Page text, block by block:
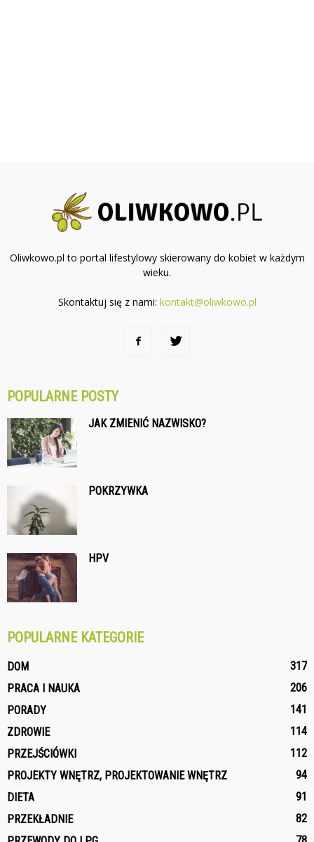
Oliwkowo.pl to portal lifestylowy skierowany do kobiet w każdym
wieku.
Skontaktuj się z nami: kontakt@oliwkowo.pl
POPULARNE POSTY
JAK ZMIENIĆ NAZWISKO?
POKRZYWKA
HPV
POPULARNE KATEGORIE
DOM
317
PRACA I NAUKA
206
PORADY
141
ZDROWIE
114
PRZEJŚCIÓWKI
112
PROJEKTY WNĘTRZ, PROJEKTOWANIE WNĘTRZ
94
DIETA
91
PRZEKŁADNIE
82